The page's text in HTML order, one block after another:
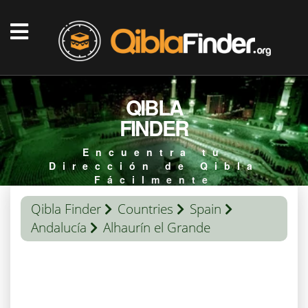
QIBLA
FINDER
Encuentra tu
Dirección de Qibla
Fácilmente
Qibla Finder Countries
Spain
Andalucía
Alhaurín el Grande